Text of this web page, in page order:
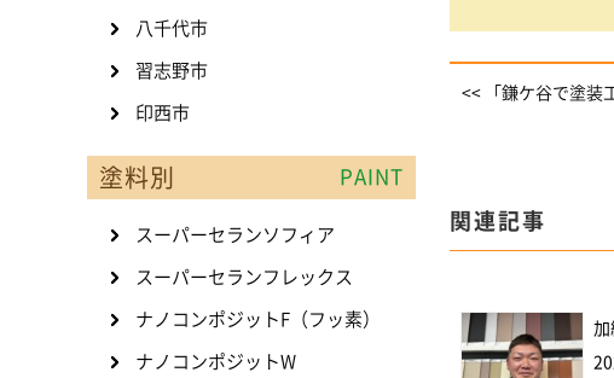
<< 「鎌ケ谷で塗装
関連記事
八千代市
習志野市
印西市
塗料別 PAINT
スーパーセランソフィア
スーパーセランフレックス
ナノコンポジットF（フッ素）
ナノコンポジットW